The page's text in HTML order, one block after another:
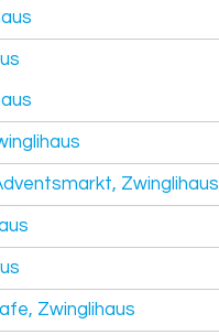
Zwinglihaus
Zwinglihaus